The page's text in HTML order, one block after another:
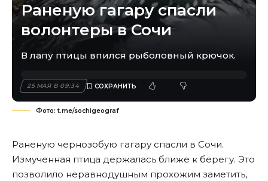
Раненую гагару спасли
волонтеры в Сочи
В лапу птицы впился рыболовный крючок.
25 МАЯ В 09:34
Фото: t.me/sochigeograf
Раненую чернозобую гагару спасли в Сочи.
Измученная птица держалась ближе к берегу. Это
позволило неравнодушным прохожим заметить,